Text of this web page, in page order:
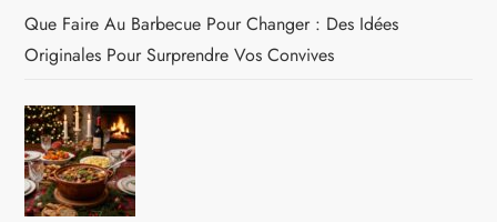
Que Faire Au Barbecue Pour Changer : Des Idées
Originales Pour Surprendre Vos Convives